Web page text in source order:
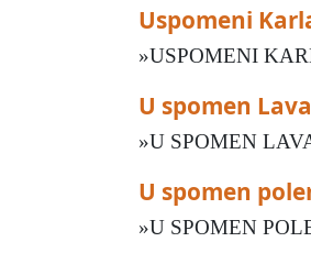
Uspomeni
»USPOMENI
U spomen
»U SPOMEN
U spomen
»U SPOMEN